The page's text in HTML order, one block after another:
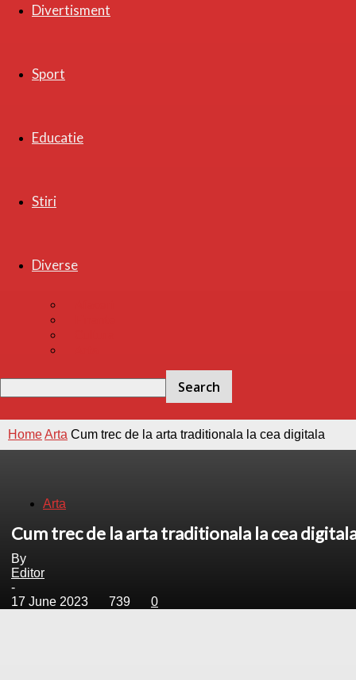
Divertisment
Sport
Educatie
Stiri
Diverse
HomeArta Cum trec de la arta traditionala la cea digitala
Arta
Cum trec de la arta traditionala la cea
By
Editor
-
17 June 2023
739 0